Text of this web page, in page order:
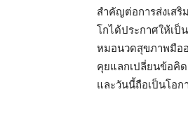
สำคัญต่อการส่งเส
โกได้ประกาศให้เป็
หมอนวดสุขภาพมือ
คุยแลกเปลี่ยนข้อคิด
และวันนี้ถือเป็นโอก